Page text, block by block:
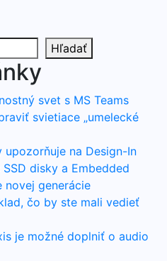
Hľadať
svet s MS Teams
svietiace „umelecké
upozorňuje na Design-In
disky a Embedded
novej generácie
čo by ste mali vedieť
je možné doplniť o audio